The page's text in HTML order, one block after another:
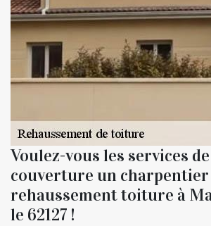
Voulez-vous les services
couverture un
rehaussement toiture à
le 62127 !